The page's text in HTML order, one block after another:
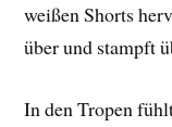
weißen Shorts
über und stampft
In den Tropen